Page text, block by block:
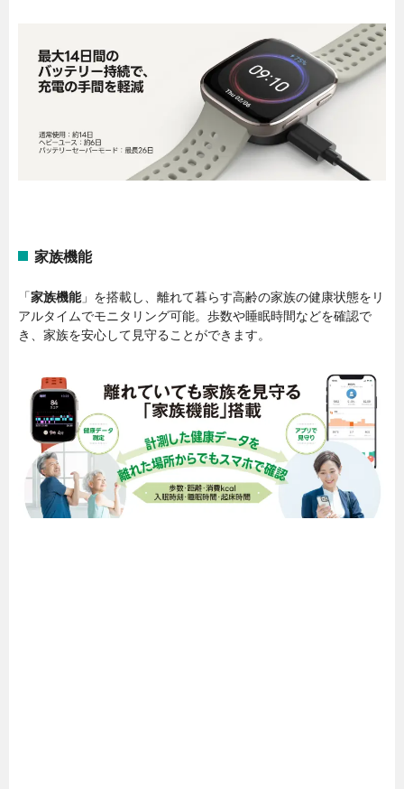
家族機能
「家族機能」を搭載し、離れて暮らす高齢の家族の健康状態をリ
アルタイムでモニタリング可能。歩数や睡眠時間などを確認で
き、家族を安心して見守ることができます。